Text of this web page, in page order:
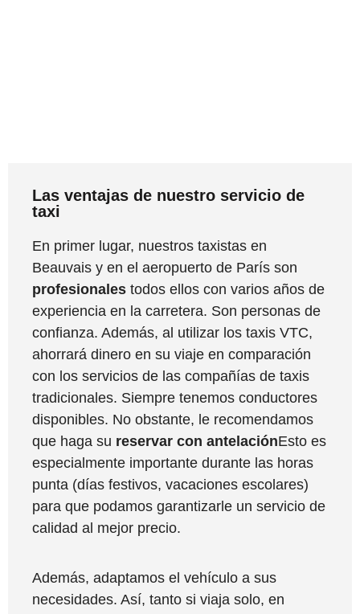
Las ventajas de nuestro servicio de
taxi
En primer lugar, nuestros taxistas en
Beauvais y en el aeropuerto de París son
profesionales todos ellos con varios años de
experiencia en la carretera. Son personas de
confianza. Además, al utilizar los taxis VTC,
ahorrará dinero en su viaje en comparación
con los servicios de las compañías de taxis
tradicionales. Siempre tenemos conductores
disponibles. No obstante, le recomendamos
que haga su reservar con antelaciónEsto es
especialmente importante durante las horas
punta (días festivos, vacaciones escolares)
para que podamos garantizarle un servicio de
calidad al mejor precio.
Además, adaptamos el vehículo a sus
necesidades. Así, tanto si viaja solo, en